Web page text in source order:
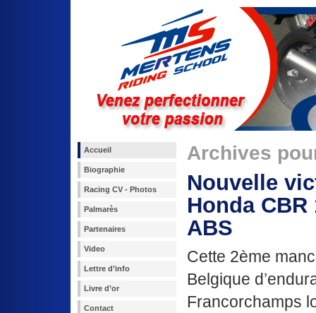
Accueil
Biographie
Racing CV - Photos
Palmarès
Partenaires
Video
Lettre d’info
Livre d’or
Contact
Archives
Nouvelle
Honda CBR
ABS
Cette 2ème
Belgique
Francorchamps